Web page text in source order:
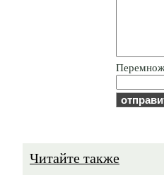
Читайте также